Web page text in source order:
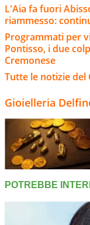
L'Aia fa fuori
riammesso:
Programmati per
Pontisso, i due
Cremonese
Tutte le notizie del
Gioielleria